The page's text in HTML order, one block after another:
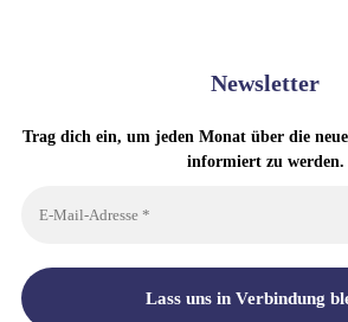
Newsletter
Trag dich ein, um jeden Monat über die
informiert zu werden.